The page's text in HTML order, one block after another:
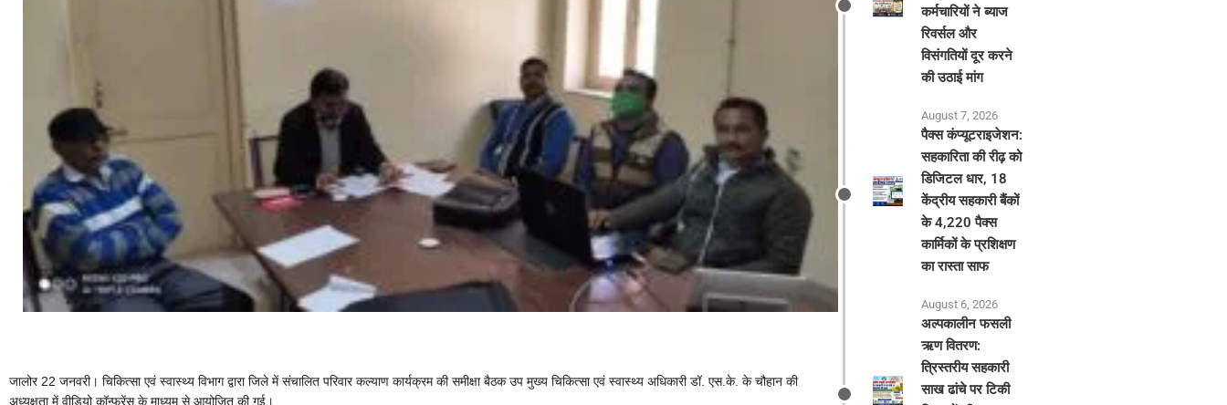
जालोर 22 जनवरी। चिकित्सा एवं स्वास्थ्य विभाग द्वारा जिले में संचालित परिवार कल्याण कार्यक्रम की समीक्षा बैठक उप मुख्य चिकित्सा एवं स्वास्थ्य अधिकारी डॉ. एस.के. के चौहान की
अध्यक्षता में वीडियो कॉन्फ्रेंस के माध्यम से आयोजित की गई।
कर्मचारियों ने ब्याज
रिवर्सल और
विसंगतियों दूर करने
की उठाई मांग
August 7, 2026
पैक्स कंप्यूटराइजेशन:
सहकारिता की रीढ़ को
डिजिटल धार, 18
केंद्रीय सहकारी बैंकों
के 4,220 पैक्स
कार्मिकों के प्रशिक्षण
का रास्ता साफ
August 6, 2026
अल्पकालीन फसली
ऋण वितरण:
त्रिस्तरीय सहकारी
साख ढांचे पर टिकी